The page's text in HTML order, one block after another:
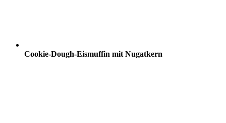
Cookie-Dough-Eismuffin mit Nugatkern